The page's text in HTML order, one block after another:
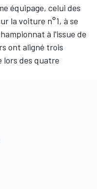
équipage, celui des
la voiture n°1, à se
à l'issue de
ont aligné trois
lors des quatre